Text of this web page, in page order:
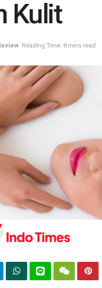
Kulit
Reading Time: 8 mins read